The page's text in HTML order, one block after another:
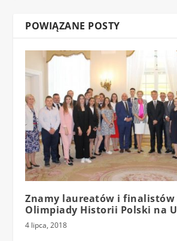
POWIĄZANE POSTY
Znamy laureatów i finalistów
Olimpiady Historii Polski na
4 lipca, 2018